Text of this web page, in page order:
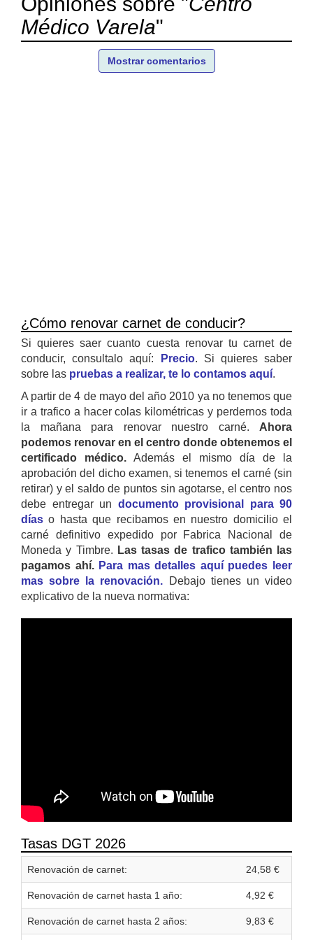
Médico Varela"
Mostrar comentarios
¿Cómo renovar carnet de conducir?
Si quieres saer cuanto cuesta renovar tu carnet de
conducir, consultalo aquí:
Precio. Si quieres saber
sobre las pruebas a realizar, te lo contamos aquí.
A partir de 4 de mayo del año 2010 ya no tenemos que
ir a trafico a hacer colas kilométricas y perdernos toda
la mañana para renovar nuestro carné. Ahora
podemos renovar en el centro donde obtenemos el
certificado médico. Además el mismo día de la
aprobación del dicho examen, si tenemos el carné (sin
retirar) y el saldo de puntos sin agotarse, el centro nos
debe entregar un documento provisional para 90
días o hasta que recibamos en nuestro domicilio el
carné definitivo expedido por Fabrica Nacional de
Moneda y Timbre. Las tasas de trafico también las
pagamos ahí. Para mas detalles aquí puedes leer
mas sobre la renovación. Debajo tienes un video
explicativo de la nueva normativa:
Tasas DGT 2026
Renovación de carnet: 24,58 €
Renovación de carnet hasta 1 año: 4,92 €
Renovación de carnet hasta 2 años: 9,83 €